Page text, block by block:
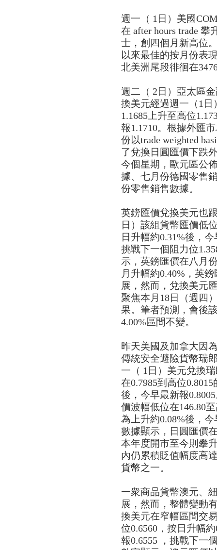
週一（ 1日）美國
在 after hours trade 攀
士，創四個月新高位
以來最佳的按月份表
北美洲尾段徘徊在
週二（ 2日）亞太區
換美元經過週一（1日
1.1685上升至高位
報1.1710。根據外匯
份以trade weighted
了兌換日圓匯價下跌
今個星期，歐元區公
據、七月份德國零售
份零售銷售數據。
英鎊匯價兌換美元也
日）該組貨幣匯價低
日升幅約0.31%後，
挑戰下一個阻力位
示，英鎊匯價在八月
月升幅約0.40%，英
展，然而，兌換美元
聚焦本月18日（週四
果。筆者預測，會後
4.00%區間不變。
昨天美國及加拿大因
傳統安全避險貨幣瑞
一（ 1日）美元兌換
在0.7985到高位
後，今早最新報
價波幅低位在146.80
為上升約0.08%後，
數據顯示，日圓匯價
本年度開市至今則攀
內仍累積貶值幅度高
貨幣之一。
一衆商品貨幣澳元、
展，然而，整體變動
換美元在窄幅區間交
位0.6560，按日升幅
報0.6555 ，挑戰下一